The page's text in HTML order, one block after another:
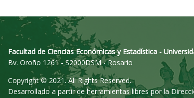
Facultad de Ciencias Económicas y Estadística -
Bv. Oroño 1261 - S2000DSM - Rosario
Copyright © 2021. All Rights Reserved.
Desarrollado a partir de herramientas libres por la